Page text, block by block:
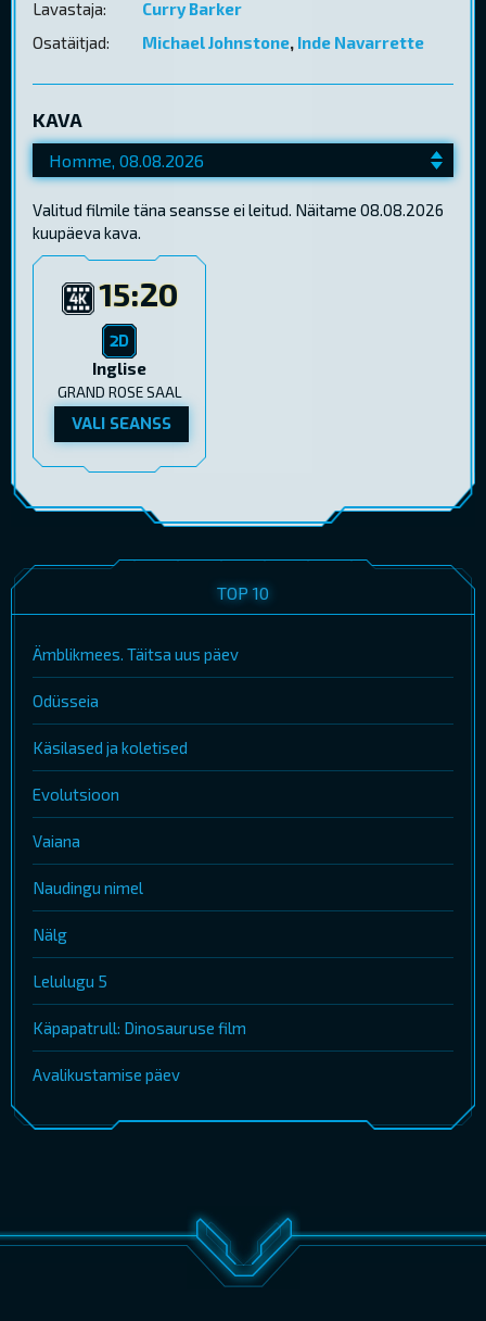
Lavastaja:
Curry Barker
Osatäitjad:
Michael Johnstone, Inde Navarrette
KAVA
Valitud filmile täna seansse ei leitud. Näitame 08.08.2026
kuupäeva kava.
15:20
Inglise
GRAND ROSE SAAL
VALI SEANSS
TOP 10
Ämblikmees. Täitsa uus päev
Odüsseia
Käsilased ja koletised
Evolutsioon
Vaiana
Naudingu nimel
Nälg
Lelulugu 5
Käpapatrull: Dinosauruse film
Avalikustamise päev